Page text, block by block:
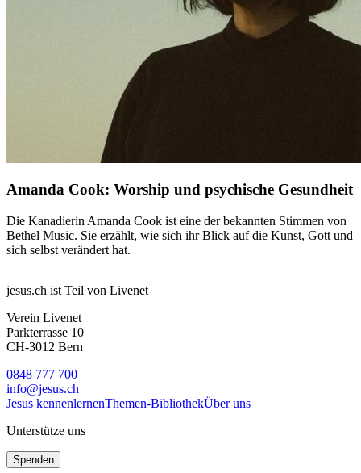
Amanda Cook: Worship und psychische Gesundheit
Die Kanadierin Amanda Cook ist eine der bekannten Stimmen von
Bethel Music. Sie erzählt, wie sich ihr Blick auf die Kunst, Gott und
sich selbst verändert hat.
jesus.ch ist Teil von Livenet
Verein Livenet
Parkterrasse 10
CH-3012 Bern
0848 777 700
info@jesus.ch
Jesus kennenlernenThemen-BibliothekÜber uns
Unterstütze uns
Spenden